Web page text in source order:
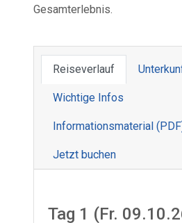
Gesamterlebnis.
Reiseverlauf
Wichtige Infos
Informations­material
Jetzt buchen
Tag 1 (Fr.